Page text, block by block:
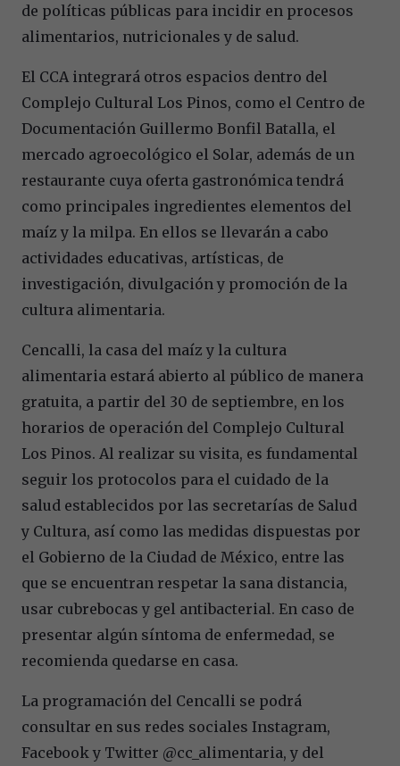
de políticas públicas para incidir en procesos
alimentarios, nutricionales y de salud.
El CCA integrará otros espacios dentro del
Complejo Cultural Los Pinos, como el Centro de
Documentación Guillermo Bonfil Batalla, el
mercado agroecológico el Solar, además de un
restaurante cuya oferta gastronómica tendrá
como principales ingredientes elementos del
maíz y la milpa. En ellos se llevarán a cabo
actividades educativas, artísticas, de
investigación, divulgación y promoción de la
cultura alimentaria.
Cencalli, la casa del maíz y la cultura
alimentaria estará abierto al público de manera
gratuita, a partir del 30 de septiembre, en los
horarios de operación del Complejo Cultural
Los Pinos. Al realizar su visita, es fundamental
seguir los protocolos para el cuidado de la
salud establecidos por las secretarías de Salud
y Cultura, así como las medidas dispuestas por
el Gobierno de la Ciudad de México, entre las
que se encuentran respetar la sana distancia,
usar cubrebocas y gel antibacterial. En caso de
presentar algún síntoma de enfermedad, se
recomienda quedarse en casa.
La programación del Cencalli se podrá
consultar en sus redes sociales Instagram,
Facebook y Twitter @cc_alimentaria, y del